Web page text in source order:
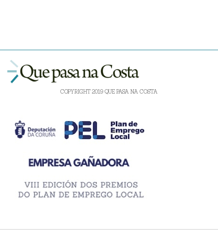
COPYRIGHT 2019 QUE PASA NA COSTA